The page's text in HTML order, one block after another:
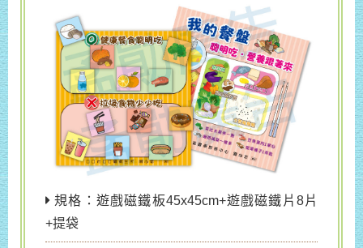
規格：遊戲磁鐵板45x45cm+遊戲磁鐵片8片
+提袋